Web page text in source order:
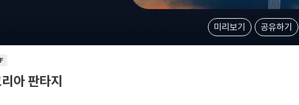
미리보기 공유하기
아 판타지